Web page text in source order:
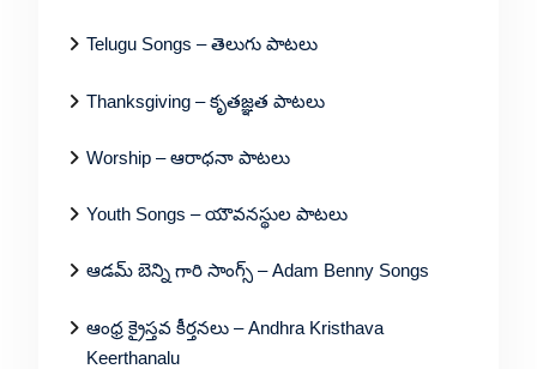
Telugu Songs – తెలుగు పాటలు
Thanksgiving – కృతజ్ఞత పాటలు
Worship – ఆరాధనా పాటలు
Youth Songs – యౌవనస్థుల పాటలు
ఆడమ్ బెన్ని గారి సాంగ్స్ – Adam Benny Songs
ఆంధ్ర క్రైస్తవ కీర్తనలు – Andhra Kristhava
Keerthanalu